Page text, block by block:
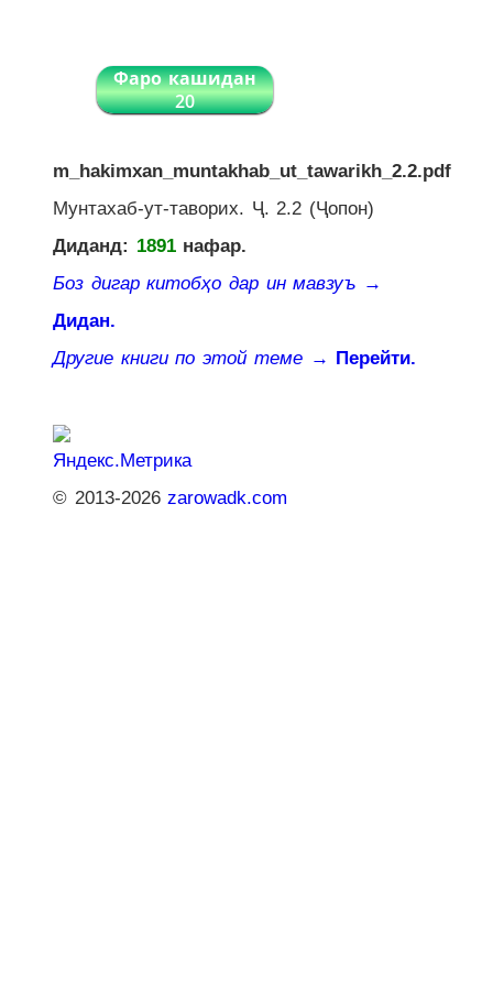
Фаро кашидан
20
m_hakimxan_muntakhab_ut_tawarikh_2.2.pdf
Мунтахаб-ут-таворих. Ҷ. 2.2 (Ҷопон)
Диданд: 1891нафар.
Боз дигар китобҳо дар ин мавзуъ →
Дидан.
Другие книги по этой теме → Перейти.
© 2013-2026zarowadk.com